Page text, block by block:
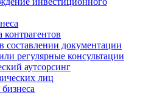
контрагентов
составлении документации
регулярные консультации
аутсорсинг
лиц